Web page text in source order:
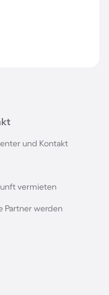
und Kontakt
vermieten
Partner werden